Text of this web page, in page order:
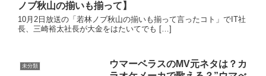
ノブ秋山の揃いも揃って】
10月2日放送の「若林ノブ秋山の揃いも揃って言ったコト」でIT社
長、三崎裕太社長が大金をはたいてでも […]
未分類
ウマーベラスのMV元ネタは？カ